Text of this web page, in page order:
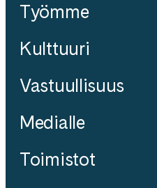
Työmme
Kulttuuri
Vastuullisuus
Medialle
Toimistot